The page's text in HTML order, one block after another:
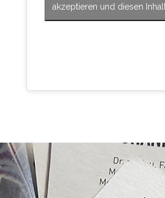
akzeptieren und diesen